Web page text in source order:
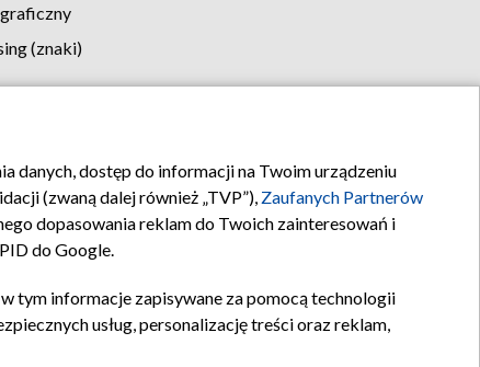
(znaki)
Kontakt
danych, dostęp do informacji na Twoim urządzeniu
(zwaną dalej również „TVP”), Zaufanych Partnerów
dopasowania reklam do Twoich zainteresowań i
do Google.
w tym informacje zapisywane za pomocą technologii
usług, personalizację treści oraz reklam,